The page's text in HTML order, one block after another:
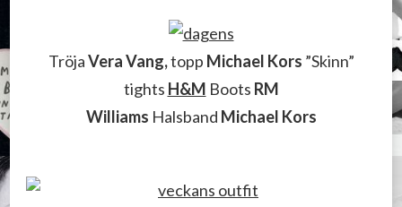
TröjaVera Vang,topp Michael Kors ”Skinn”
tights H&M Boots RM
Williams Halsband Michael Kors